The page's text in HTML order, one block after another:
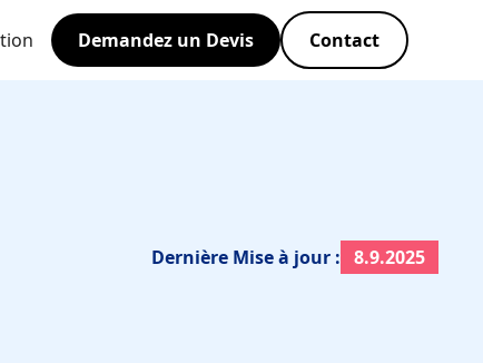
Demandez un Devis Contact
Dernière Mise à jour : 8.9.2025